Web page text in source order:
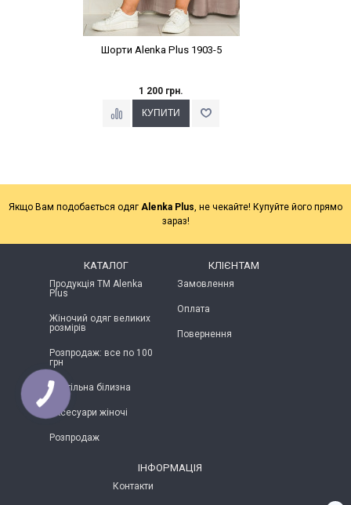
Шорти Alenka Plus 1903-5
1 200 грн.
Якщо Вам подобається одяг Alenka Plus, не чекайте! Купуйте його прямо
зараз!
КАТАЛОГ
Продукція ТМ Alenka
Plus
Жіночий одяг великих
розмірів
Розпродаж: все по 100
грн
Постільна білизна
Аксесуари жіночі
Розпродаж
КЛІЄНТАМ
Замовлення
Оплата
Повернення
ІНФОРМАЦІЯ
Контакти